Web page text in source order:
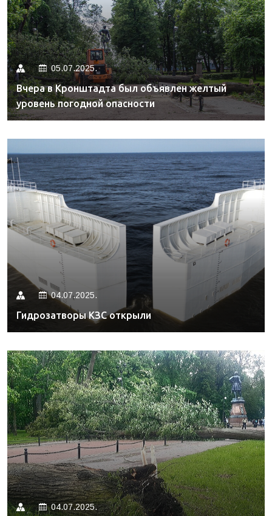
05.07.2025.
Вчера в Кронштадта был объявлен желтый
уровень погодной опасности
04.07.2025.
Гидрозатворы КЗС открыли
04.07.2025.